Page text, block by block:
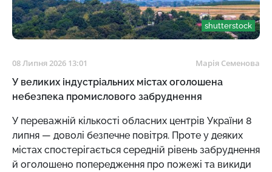
shutterstock
08 Липня 2026 13:01 Марія Семенова
У великих індустріальних містах оголошена
небезпека промислового забруднення
У переважній кількості обласних центрів України 8
липня — доволі безпечне повітря. Проте у деяких
містах спостерігається середній рівень забруднення
й оголошено попередження про пожежі та викиди